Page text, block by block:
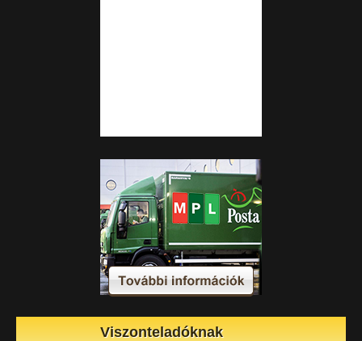
Viszonteladóknak